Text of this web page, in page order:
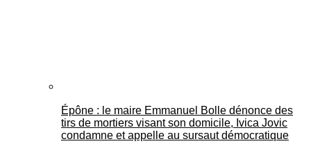
Épône : le maire Emmanuel Bolle dénonce des
tirs de mortiers visant son domicile, Ivica Jovic
condamne et appelle au sursaut démocratique